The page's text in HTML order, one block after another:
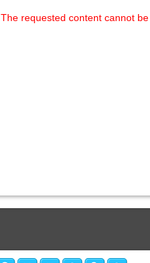
The requested content cannot